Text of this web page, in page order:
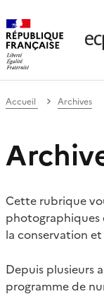
de
Accueil Archives
Cette rubrique
photographiques
la conservation
Depuis plusieurs
programme de